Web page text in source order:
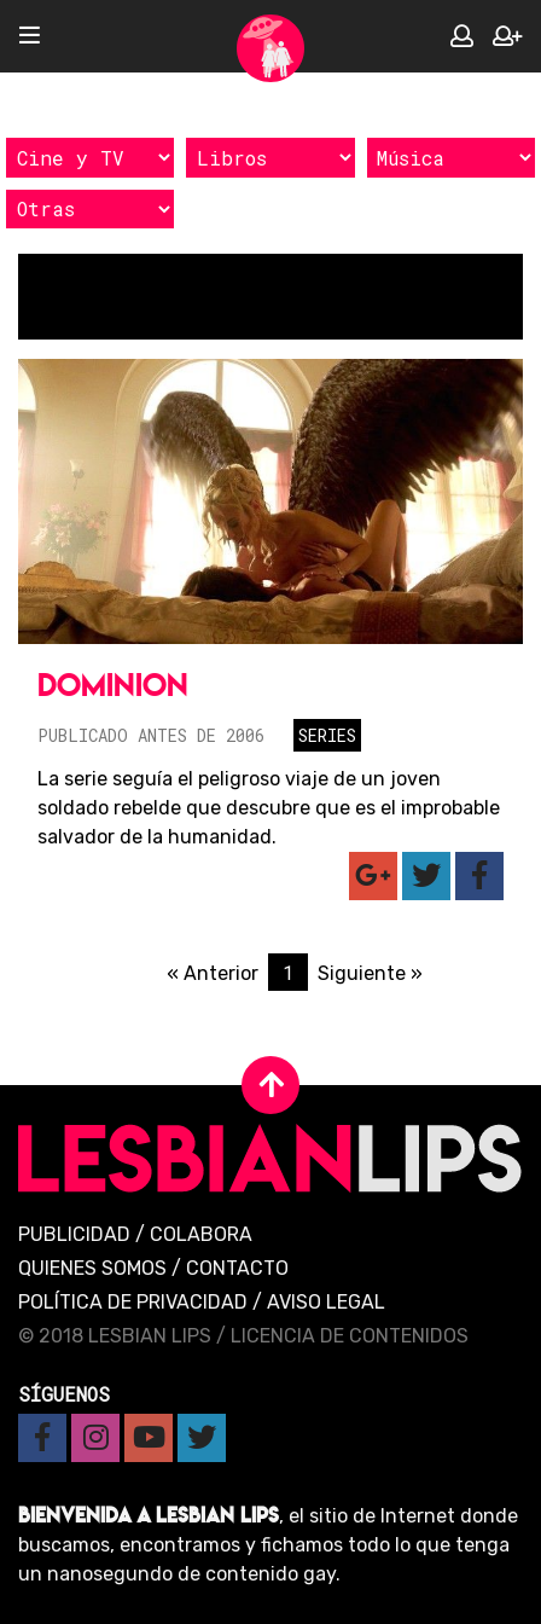
DOMINION
PUBLICADO ANTES DE 2006
SERIES
La serie seguía el peligroso viaje de un joven
soldado rebelde que descubre que es el improbable
salvador de la humanidad.
« Anterior 1 Siguiente »
PUBLICIDAD / COLABORA
QUIENES SOMOS / CONTACTO
POLÍTICA DE PRIVACIDAD / AVISO LEGAL
© 2018 LESBIAN LIPS / LICENCIA DE CONTENIDOS
SÍGUENOS
BIENVENIDA A LESBIAN LIPS, el sitio de Internet donde
buscamos, encontramos y fichamos todo lo que tenga
un nanosegundo de contenido gay.